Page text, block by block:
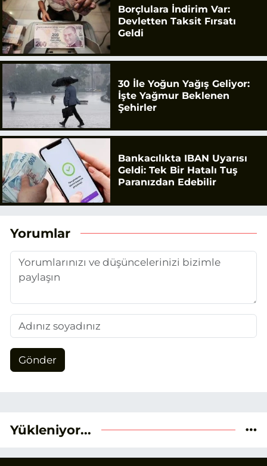
Borçlulara İndirim Var:
Devletten Taksit Fırsatı
Geldi
30 İle Yoğun Yağış Geliyor:
İşte Yağmur Beklenen
Şehirler
Bankacılıkta IBAN Uyarısı
Geldi: Tek Bir Hatalı Tuş
Paranızdan Edebilir
Yorumlar
Gönder
Yükleniyor...